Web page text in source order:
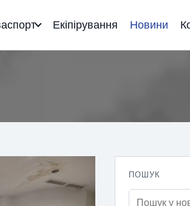
Екіпірування Новини
ПОШУК